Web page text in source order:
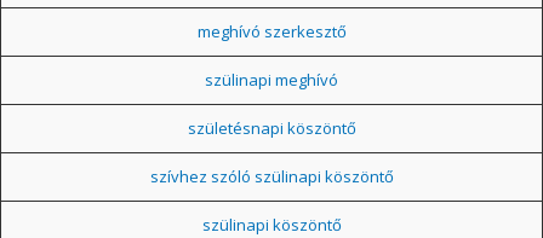
meghívó szerkesztő
szülinapi meghívó
születésnapi köszöntő
szívhez szóló szülinapi köszöntő
szülinapi köszöntő